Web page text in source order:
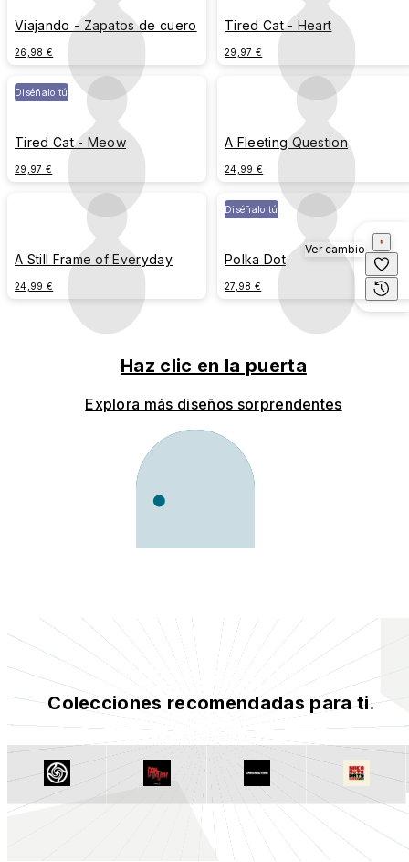
Viajando - Zapatos de cuero
26,98 €
Tired Cat - Heart
29,97 €
Diséñalo tú
Tired Cat - Meow
29,97 €
A Fleeting Question
24,99 €
A Still Frame of Everyday
24,99 €
Diséñalo tú
Polka Dot
27,98 €
Haz clic en la puerta
Explora más diseños sorprendentes
Colecciones recomendadas para ti.
Ver cambio